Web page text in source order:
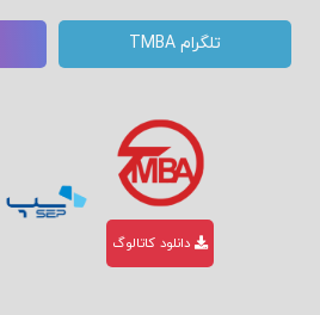
تلگرام TMBA
دانلود کاتالوگ